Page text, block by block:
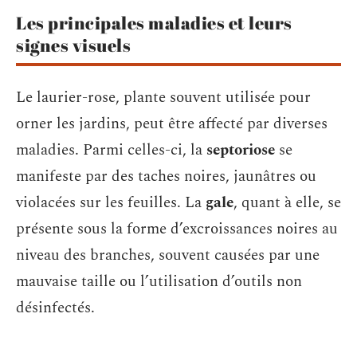
Les principales maladies et leurs
signes visuels
Le laurier-rose, plante souvent utilisée pour
orner les jardins, peut être affecté par diverses
maladies. Parmi celles-ci, la septoriose se
manifeste par des taches noires, jaunâtres ou
violacées sur les feuilles. La gale, quant à elle, se
présente sous la forme d’excroissances noires au
niveau des branches, souvent causées par une
mauvaise taille ou l’utilisation d’outils non
désinfectés.